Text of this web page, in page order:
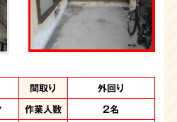
間取り
外回り
作業人数
2名
間取り
2DK
作業人数
3名
間取り
3LDK
作業人数
3名
間取り
5DK
作業人数
4人